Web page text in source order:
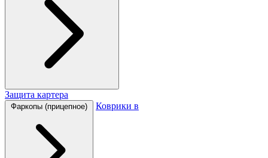
Защита картера
Фаркопы (прицепное) Коврики в